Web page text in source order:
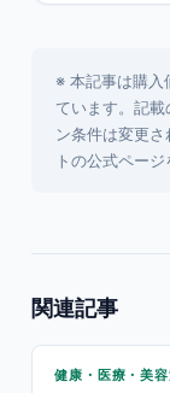
※ 本記事は購入
ています。記
ン条件は変更
トの公式ページ
関連記事
健康・医療・美容